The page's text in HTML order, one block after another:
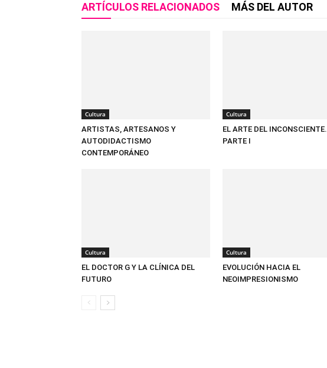
ARTÍCULOS RELACIONADOS MÁS DEL AUTOR
Cultura
ARTISTAS, ARTESANOS Y
AUTODIDACTISMO
CONTEMPORÁNEO
Cultura
EL ARTE DEL INCONSCIENTE.
PARTE I
Cultura
EL DOCTOR G Y LA CLÍNICA DEL
FUTURO
Cultura
EVOLUCIÓN HACIA EL
NEOIMPRESIONISMO